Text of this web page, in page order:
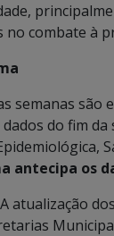
no combate à
semanas
do fim
antecipa os
atualização